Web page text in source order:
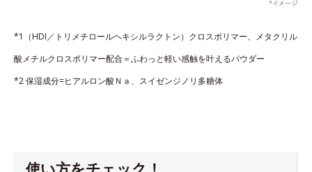
*1（HDI／トリメチロールヘキシルラクトン）クロスポリマー、メタクリル
酸メチルクロスポリマー配合＝ふわっと軽い感触を叶えるパウダー
*2 保湿成分=ヒアルロン酸Ｎａ、スイゼンジノリ多糖体